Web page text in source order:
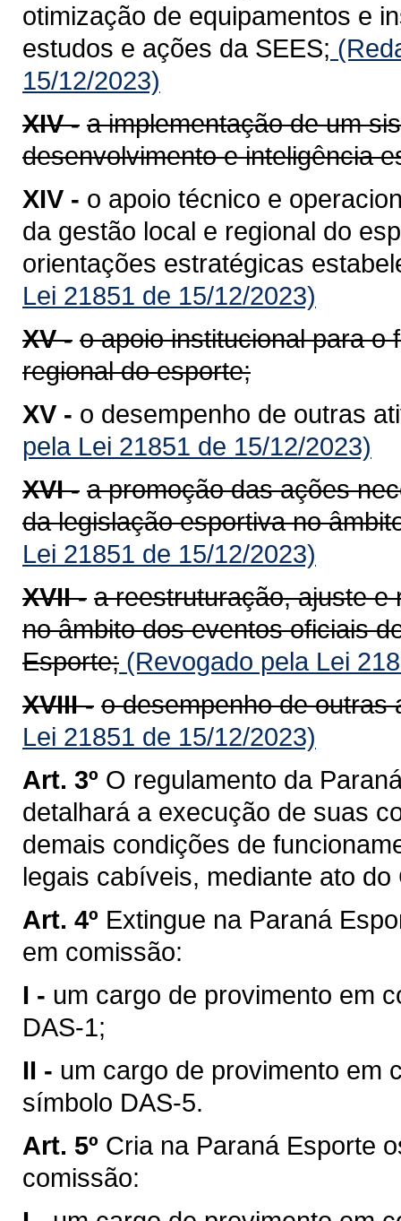
otimização de equipamentos e
estudos e ações da SEES;
15/12/2023)
XIV - a implementação de um
desenvolvimento e inteligência
XIV - o apoio técnico e
da gestão local e regional do
orientações estratégicas
Lei 21851 de 15/12/2023)
XV - o apoio institucional para o
regional do esporte;
XV - o desempenho de outras
pela Lei 21851 de 15/12/2023)
XVI - a promoção das ações
da legislação esportiva no
Lei 21851 de 15/12/2023)
XVII - a reestruturação, ajuste e
no âmbito dos eventos oficiais
Esporte; (Revogado pela Lei
XVIII - o desempenho de outras
Lei 21851 de 15/12/2023)
Art. 3º O regulamento da
detalhará a execução de suas
demais condições de
legais cabíveis, mediante ato
Art. 4º Extingue na Paraná
em comissão:
I - um cargo de provimento em
DAS-1;
II - um cargo de provimento em
símbolo DAS-5.
Art. 5º Cria na Paraná Esporte
comissão: